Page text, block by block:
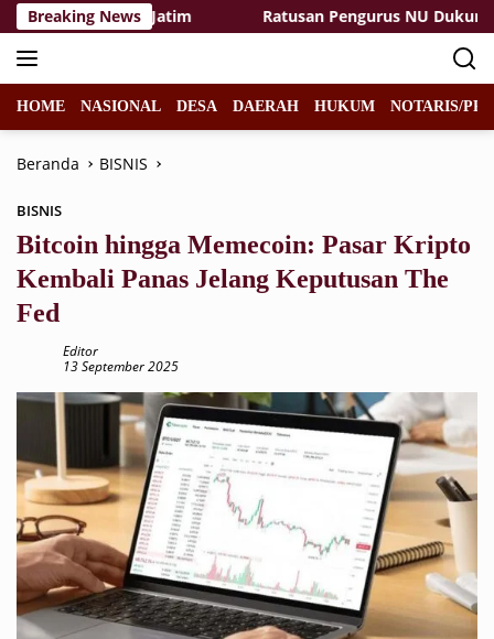
Langsung
ke
konten
Breaking News
PGRI Se-Jatim Ratusan Pengurus NU Dukung
HOME NASIONAL DESA DAERAH HUKUM NOTARIS/
Beranda BISNIS
BISNIS
Bitcoin hingga Memecoin: Pasar Kripto
Kembali Panas Jelang Keputusan The
Fed
Editor
13 September 2025